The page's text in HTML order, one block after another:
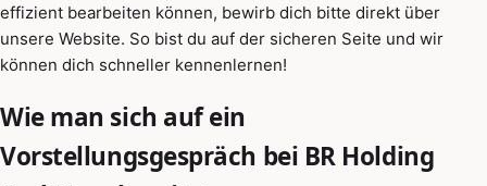
effizient bearbeiten können, bewirb dich bitte direkt über
unsere Website. So bist du auf der sicheren Seite und wir
können dich schneller kennenlernen!
Wie man sich auf ein
Vorstellungsgespräch bei BR Holding